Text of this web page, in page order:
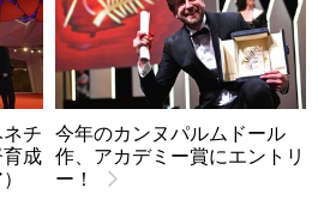
チ
成
今年のカンヌパルムドール
作、アカデミー賞にエントリ
ー！